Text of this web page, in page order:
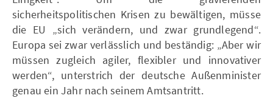
sicherheitspolitischen Krisen zu bewältigen, müsse
die EU „sich verändern, und zwar grundlegend“.
Europa sei zwar verlässlich und beständig: „Aber wir
müssen zugleich agiler, flexibler und innovativer
werden“, unterstrich der deutsche Außenminister
genau ein Jahr nach seinem Amtsantritt.